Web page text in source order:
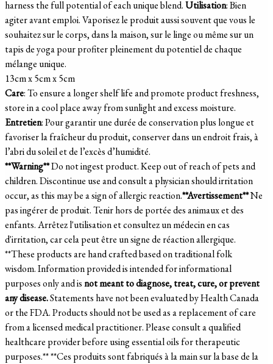
harness the full potential of each unique blend.Utilisation: Bien
agiter avant emploi. Vaporisez le produit aussi souvent que vous le
souhaitez sur le corps, dans la maison, sur le linge ou même sur un
tapis de yoga pour profiter pleinement du potentiel de chaque
mélange unique.
13cm x 5cm x 5cm
Care: To ensure a longer shelf life and promote product freshness,
store in a cool place away from sunlight and excess moisture.
Entretien: Pour garantir une durée de conservation plus longue et
favoriser la fraîcheur du produit, conserver dans un endroit frais, à
l’abri du soleil et de l’excès d’humidité.
**Warning**Do not ingest product. Keep out of reach of pets and
children. Discontinue use and consult a physician should irritation
occur, as this may be a sign of allergic reaction.**Avertissement**Ne
pas ingérer de produit. Tenir hors de portée des animaux et des
enfants. Arrêtez l'utilisation et consultez un médecin en cas
d'irritation, car cela peut être un signe de réaction allergique.
**These products are hand crafted based on traditional folk
wisdom.Information provided is intended for informational
purposes only and isnot meant to diagnose, treat, cure, or prevent
any disease.Statements have not been evaluated by Health Canada
or the FDA. Products should not be used as a replacement of care
from a licensed medical practitioner. Please consult a qualified
healthcare provider before using essential oils for therapeutic
purposes.****Ces produits sont fabriqués à la main sur la base de la